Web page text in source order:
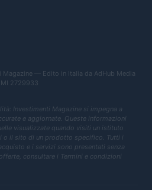
— Edito in Italia da AdHub Media
MI 2729933
Investimenti Magazine si impegna a
e aggiornate. Queste informazioni
visualizzate quando visiti un istituto
o il sito di un prodotto specifico. Tutti i
e i servizi sono presentati senza
consultare i Termini e condizioni